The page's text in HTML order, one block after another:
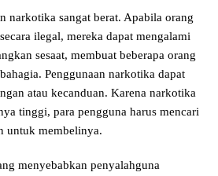
narkotika sangat berat. Apabila orang
ilegal, mereka dapat mengalami
sesaat, membuat beberapa orang
Penggunaan narkotika dapat
atau kecanduan. Karena narkotika
tinggi, para pengguna harus mencari
untuk membelinya.
menyebabkan penyalahguna